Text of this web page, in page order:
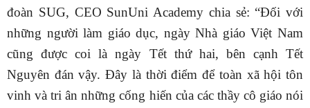
đoàn SUG, CEO SunUni Academy chia sẻ: “Đối với
những người làm giáo dục, ngày Nhà giáo Việt Nam
cũng được coi là ngày Tết thứ hai, bên cạnh Tết
Nguyên đán vậy. Đây là thời điểm để toàn xã hội tôn
vinh và tri ân những cống hiến của các thầy cô giáo nói